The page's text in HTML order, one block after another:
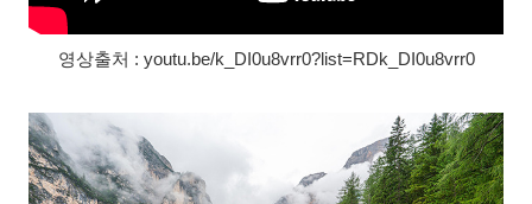
영상출처 : youtu.be/k_DI0u8vrr0?list=RDk_DI0u8vrr0